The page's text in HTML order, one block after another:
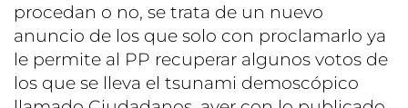
procedan o no, se trata de un nuevo
anuncio de los que solo con proclamarlo ya
le permite al PP recuperar algunos votos de
los que se lleva el tsunami demoscópico